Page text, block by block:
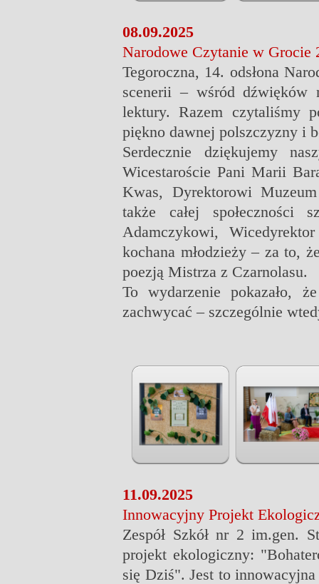
08.09.2025
Narodowe Czytanie w Grocie
Tegoroczna, 14. odsłona
scenerii – wśród dźwięków
lektury. Razem czytaliśmy
piękno dawnej polszczyzny i
Serdecznie dziękujemy
Wicestaroście Pani Marii
Kwas, Dyrektorowi
także całej społeczności
Adamczykowi,
kochana młodzieży – za to,
poezją Mistrza z Czarnolasu.
To wydarzenie pokazało,
zachwycać – szczególnie
11.09.2025
Innowacyjny Projekt
Zespół Szkół nr 2 im.gen.
projekt ekologiczny:
się Dziś". Jest to